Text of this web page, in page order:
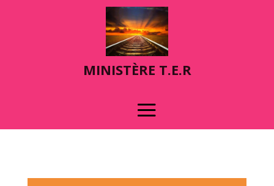
MINISTÈRE T.E.R